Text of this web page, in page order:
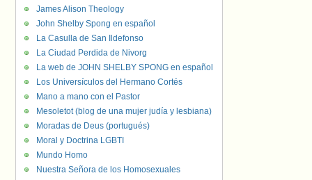
James Alison Theology
John Shelby Spong en español
La Casulla de San Ildefonso
La Ciudad Perdida de Nivorg
La web de JOHN SHELBY SPONG en español
Los Universículos del Hermano Cortés
Mano a mano con el Pastor
Mesoletot (blog de una mujer judía y lesbiana)
Moradas de Deus (portugués)
Moral y Doctrina LGBTI
Mundo Homo
Nuestra Señora de los Homosexuales